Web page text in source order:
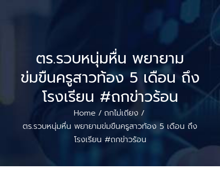
ตร.รวบหนุ่มหื่น พยายาม
ข่มขืนครูสาวท้อง 5 เดือน ถึง
โรงเรียน #ถกข่าวร้อน
Home / ถกไม่เถียง /
ตร.รวบหนุ่มหื่น พยายามข่มขืนครูสาวท้อง 5 เดือน ถึง
โรงเรียน #ถกข่าวร้อน